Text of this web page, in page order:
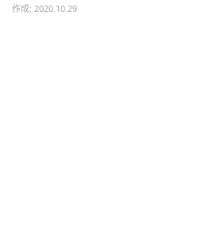
作成: 2020.10.29